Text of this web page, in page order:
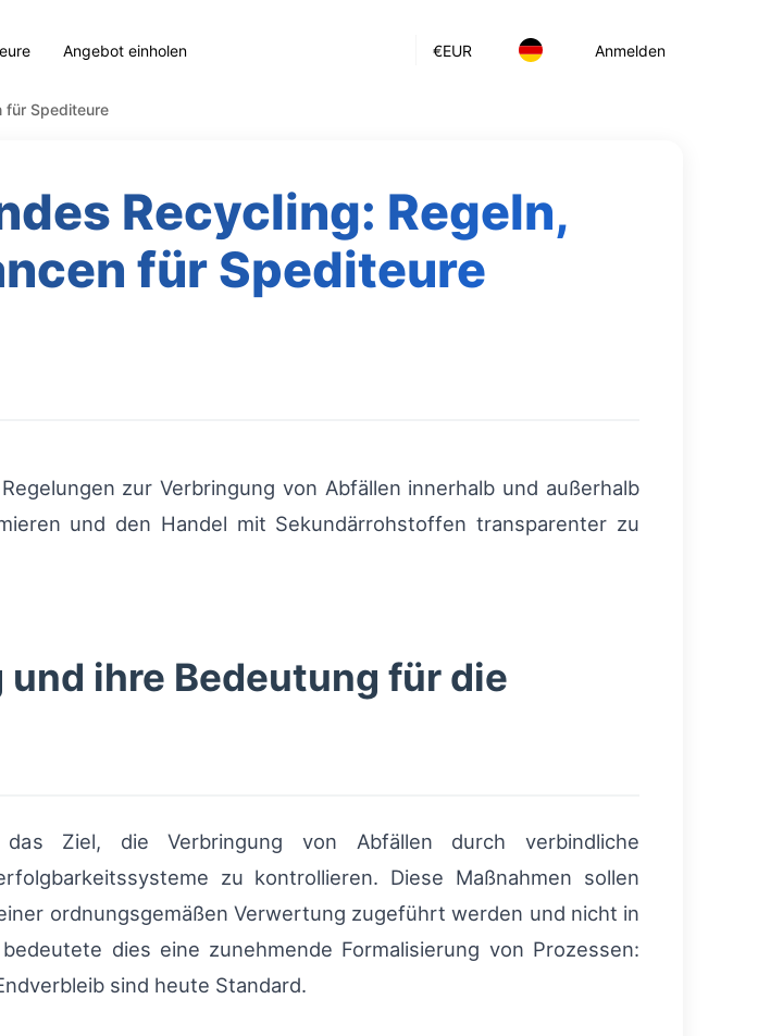
€EUR Anmelden
Angebot einholen
für Spediteure
Recycling: Regeln,
für Spediteure
zur Verbringung von Abfällen innerhalb und außerhalb
und den Handel mit Sekundärrohstoffen transparenter zu
ihre Bedeutung für die
Ziel, die Verbringung von Abfällen durch verbindliche
zu kontrollieren. Diese Maßnahmen sollen
ordnungsgemäßen Verwertung zugeführt werden und nicht in
dies eine zunehmende Formalisierung von Prozessen:
sind heute Standard.